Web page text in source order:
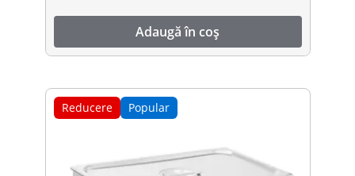
Adaugă în coș
Reducere Popular